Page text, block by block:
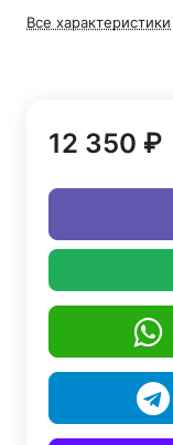
Все характеристики
12 350 ₽